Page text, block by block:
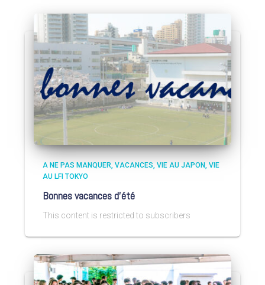
A NE PAS MANQUER VACANCES VIE AU JAPON VIE
AU LFI TOKYO
Bonnes vacances d’été
This content is restricted to subscribers